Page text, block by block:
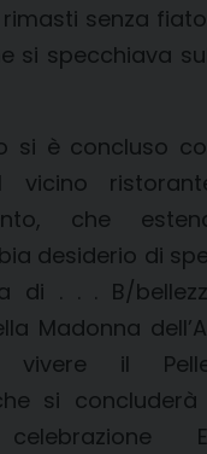
senza
si specchiava
si è concluso
vicino
che
desiderio di
di . . . B/
Madonna
il
si concluderà